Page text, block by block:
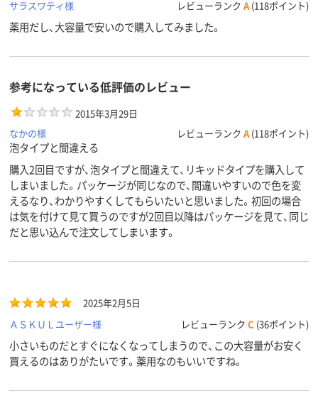
サラスワティ様 レビューランク A (118ポイント)
薬用だし、大容量で安いので購入してみました。
参考になっている低評価のレビュー
2015年3月29日
なかの様
レビューランク A (118ポイント)
泡タイプと間違える
購入2回目ですが、泡タイプと間違えて、リキッドタイプを購入して
しまいました。パッケージが同じなので、間違いやすいので色を変
えるなり、わかりやすくしてもらいたいと思いました。初回の場合
は気を付けて見て買うのですが2回目以降はパッケージを見て、同じ
だと思い込んで注文してしまいます。
2025年2月5日
ＡＳＫＵＬユーザー様
レビューランク C (36ポイント)
小さいものだとすぐになくなってしまうので、この大容量がお安く
買えるのはありがたいです。薬用なのもいいですね。